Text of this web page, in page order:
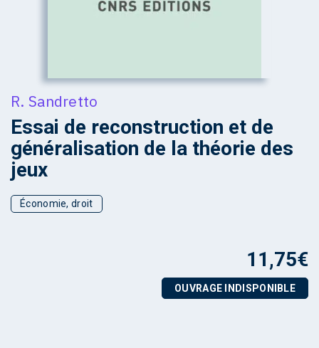
R. Sandretto
Essai de reconstruction et de
généralisation de la théorie des
jeux
Économie, droit
11,75€
OUVRAGE INDISPONIBLE